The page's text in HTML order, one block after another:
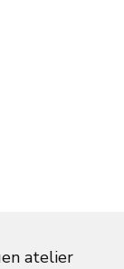
atelier